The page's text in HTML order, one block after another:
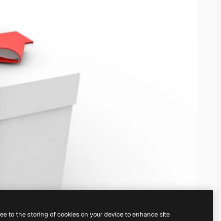
to the storing of cookies on your device to enhance site